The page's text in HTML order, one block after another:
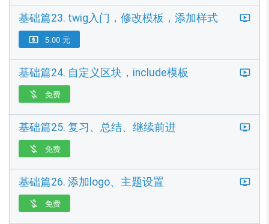
基础篇23. twig入门，修改模板，添加样式
 5.00 元
基础篇24. 自定义区块，include模板
 免费
基础篇25. 复习、总结、继续前进
 免费
基础篇26. 添加logo、主题设置
 免费